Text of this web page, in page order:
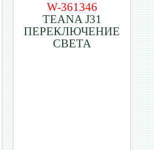
W-361346
TEANA J31
ПЕРЕКЛЮЧЕНИЕ
СВЕТА